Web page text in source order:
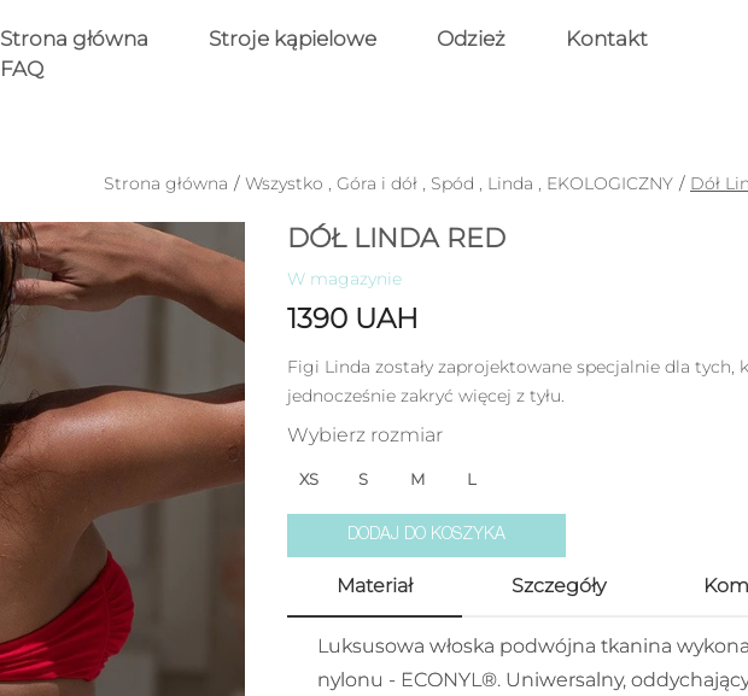
Strona główna Stroje kąpielowe Odzież
Kontakt
FAQ
Strona główna / Wszystko , Góra i dół , Spód , Linda , EKOLOGICZNY / Dół
DÓŁ LINDA RED
W magazynie
1390 UAH
Figi Linda zostały zaprojektowane specjalnie dla tych,
jednocześnie zakryć więcej z tyłu.
Wybierz rozmiar
XS S M L
DODAJ DO KOSZYKA
Materiał Szczegóły
Luksusowa włoska podwójna tkanina
nylonu - ECONYL®. Uniwersalny,